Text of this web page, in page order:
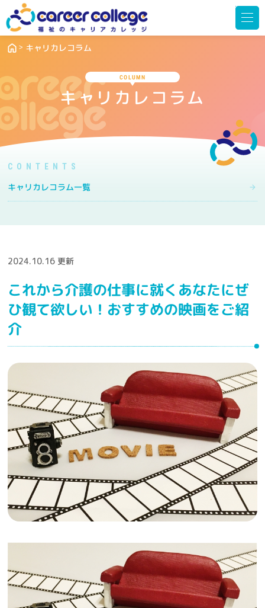
メ
ー
を
キャリカレコラム
COLUMN
キャリカレコラム
キャリカレコラム一覧
2024.10.16 更新
これから介護の仕事に就くあなたにぜ
ひ観て欲しい！おすすめの映画をご紹
介